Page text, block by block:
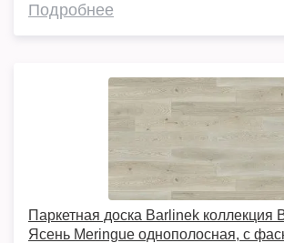
Подробнее
Паркетная доска Barlinek коллекция
Ясень Meringue однополосная, с